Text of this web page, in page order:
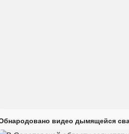
видео дымящейся